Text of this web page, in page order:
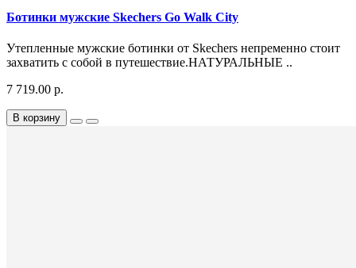
Ботинки мужские Skechers Go Walk City
Утепленные мужские ботинки от Skechers непременно стоит
захватить с собой в путешествие.НАТУРАЛЬНЫЕ ..
7 719.00 р.
В корзину